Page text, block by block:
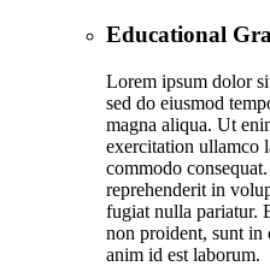
Educational
Lorem ipsum dolor
sed do eiusmod
magna aliqua. Ut
exercitation ullamco
commodo
reprehenderit in
fugiat nulla pariatur.
non proident, sunt
anim id est laborum.